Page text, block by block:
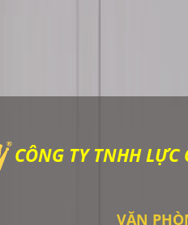
CÔNG TY TNHH
VĂN